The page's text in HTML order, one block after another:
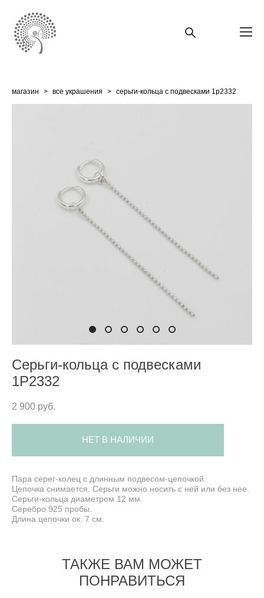
магазин > все украшения > серьги-кольца с подвесками 1p2332
Серьги-кольца с подвесками
1P2332
2 900 pуб.
НЕТ В НАЛИЧИИ
Пара серег-колец с длинным подвесом-цепочкой.
Цепочка снимается. Серьги можно носить с ней или без нее.
Серьги-кольца диаметром 12 мм.
Серебро 925 пробы.
Длина цепочки ок. 7 см.
ТАКЖЕ ВАМ МОЖЕТ
ПОНРАВИТЬСЯ